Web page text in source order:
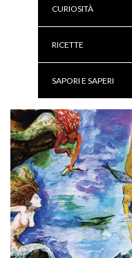
CURIOSITÀ
RICETTE
SAPORI E SAPERI